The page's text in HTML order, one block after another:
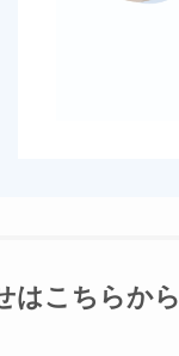
はこちらから